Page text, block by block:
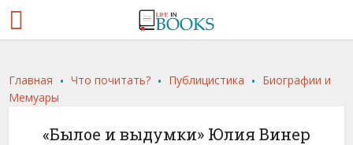
Главная .Что почитать? . Публицистика . Биографии и
Мемуары
«Былое и выдумки» Юлия Винер